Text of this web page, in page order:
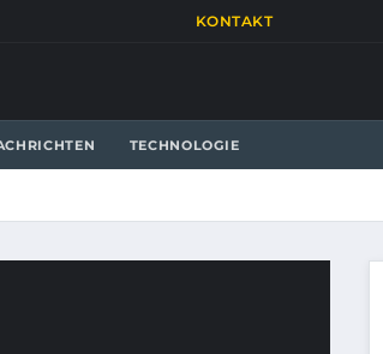
KONTAKT
TECHNOLOGIE